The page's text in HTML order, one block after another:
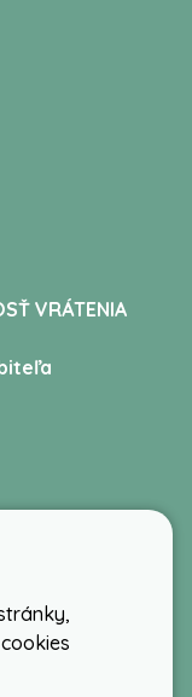
VRÁTENIA